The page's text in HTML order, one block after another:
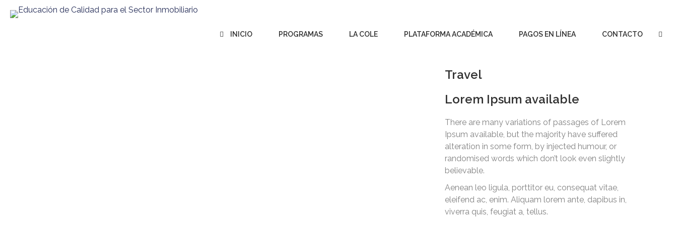
INICIO PROGRAMAS LA COLE PLATAFORMA ACADÉMICA PAGOS EN LÍNEA CONTACTO
Travel
Lorem Ipsum available
There are many variations of passages of Lorem
Ipsum available, but the majority have suffered
alteration in some form, by injected humour, or
randomised words which don’t look even slightly
believable.
Aenean leo ligula, porttitor eu, consequat vitae,
eleifend ac, enim. Aliquam lorem ante, dapibus in,
viverra quis, feugiat a, tellus.